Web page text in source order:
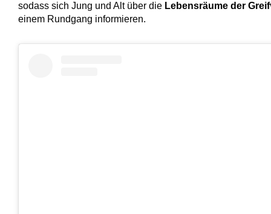
sodass sich Jung und Alt über die Lebensräume der
einem Rundgang informieren.